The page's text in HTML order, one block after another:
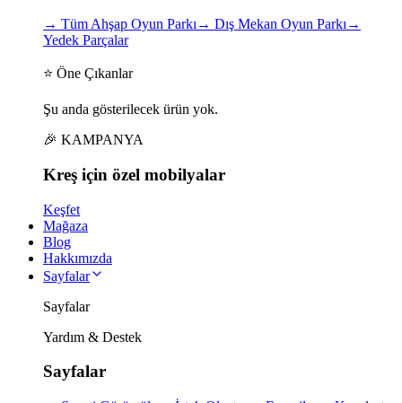
→ Tüm Ahşap Oyun Parkı → Dış Mekan Oyun Parkı →
Yedek Parçalar
⭐ Öne Çıkanlar
Şu anda gösterilecek ürün yok.
🎉 KAMPANYA
Kreş için özel mobilyalar
Keşfet
Mağaza
Blog
Hakkımızda
Sayfalar
Sayfalar
Yardım & Destek
Sayfalar